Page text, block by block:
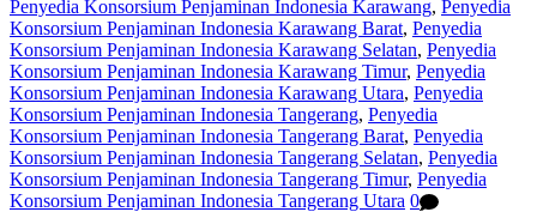
Penyedia Konsorsium Penjaminan Indonesia Karawang, Penyedia
Konsorsium Penjaminan Indonesia Karawang Barat, Penyedia
Konsorsium Penjaminan Indonesia Karawang Selatan, Penyedia
Konsorsium Penjaminan Indonesia Karawang Timur, Penyedia
Konsorsium Penjaminan Indonesia Karawang Utara, Penyedia
Konsorsium Penjaminan Indonesia Tangerang, Penyedia
Konsorsium Penjaminan Indonesia Tangerang Barat, Penyedia
Konsorsium Penjaminan Indonesia Tangerang Selatan, Penyedia
Konsorsium Penjaminan Indonesia Tangerang Timur, Penyedia
Konsorsium Penjaminan Indonesia Tangerang Utara 0